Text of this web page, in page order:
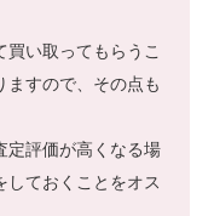
い取ってもらうこ
ますので、その点も
定評価が高くなる場
しておくことをオス